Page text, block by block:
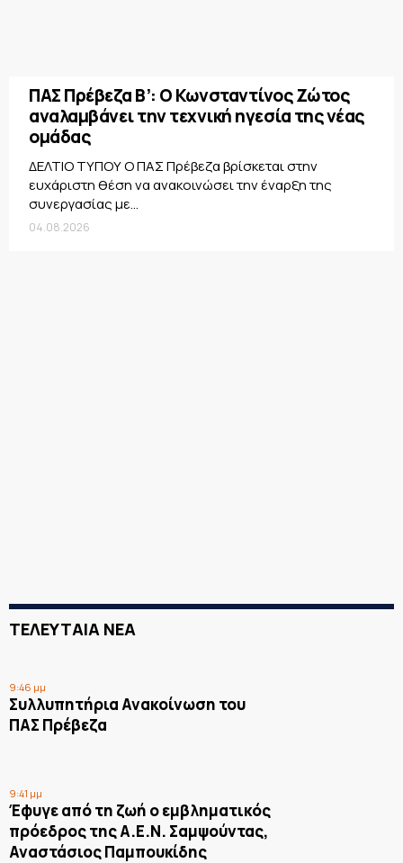
ΠΑΣ Πρέβεζα Β’: Ο Κωνσταντίνος Ζώτος
αναλαμβάνει την τεχνική ηγεσία της νέας
ομάδας
ΔΕΛΤΙΟ ΤΥΠΟΥ Ο ΠΑΣ Πρέβεζα βρίσκεται στην
ευχάριστη θέση να ανακοινώσει την έναρξη της
συνεργασίας με...
04.08.2026
ΤΕΛΕΥΤΑΙΑ ΝΕΑ
9:46 μμ
Συλλυπητήρια Ανακοίνωση του
ΠΑΣ Πρέβεζα
9:41 μμ
Έφυγε από τη ζωή ο εμβληματικός
πρόεδρος της Α.Ε.Ν. Σαμψούντας,
Αναστάσιος Παμπουκίδης